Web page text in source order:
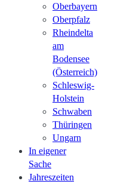
Oberbayern
Oberpfalz
Rheindelta
am
Bodensee
(Österreich)
Schleswig-
Holstein
Schwaben
Thüringen
Ungarn
In eigener
Sache
Jahreszeiten